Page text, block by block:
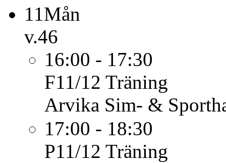
11Mån
v.46
16:00 - 17:30
F11/12 Träning
Arvika Sim- &
17:00 - 18:30
P11/12 Träning